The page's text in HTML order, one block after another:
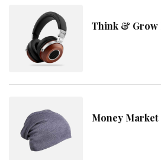
Think & Grow
Money Market